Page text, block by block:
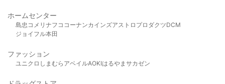
ホームセンター
島忠 コメリ ナフコ コーナンカインズアストロプロダクツDCM
ジョイフル本田
ファッション
ユニクロ しまむら アベイルAOKIはるやま サカゼン